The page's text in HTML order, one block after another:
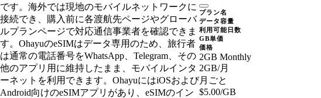
です。海外では現地のモバイルネットワークに
接続でき、購入前に各渡航先ページやグローバ
ルプランページで対応通信事業者を確認できま
す。OhayuのeSIMはデータ専用のため、旅行者
は通常の電話番号をWhatsApp、Telegram、その
他のアプリ用に維持したまま、モバイルインタ
ーネットを利用できます。OhayuにはiOSおよび
Android向けのeSIMアプリがあり、eSIMのイン
プラン名
データ容量
利用可能日数
GB単価
価格
2GB Monthly
2GB/月
月ごと
$5.00/GB